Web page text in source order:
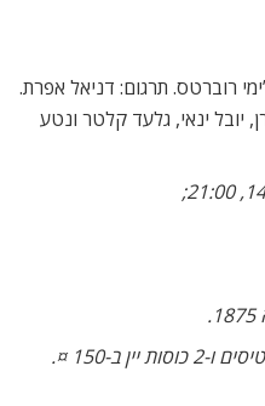
רוברטס. תרגום: דניאל אפרת.
יובל ינאי, גלעד קלטר ונטע
ב-150 ¤.